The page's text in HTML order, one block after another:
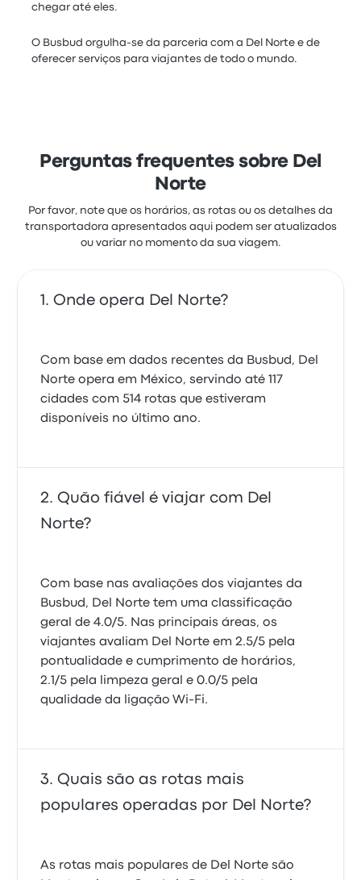
chegar até eles.
O Busbud orgulha-se da parceria com a Del Norte e de
oferecer serviços para viajantes de todo o mundo.
Perguntas frequentes sobre Del
Norte
Por favor, note que os horários, as rotas ou os detalhes da
transportadora apresentados aqui podem ser atualizados
ou variar no momento da sua viagem.
Onde opera Del Norte?
Com base em dados recentes da Busbud, Del
Norte opera em México, servindo até 117
cidades com 514 rotas que estiveram
disponíveis no último ano.
Quão fiável é viajar com Del
Norte?
Com base nas avaliações dos viajantes da
Busbud, Del Norte tem uma classificação
geral de 4.0/5. Nas principais áreas, os
viajantes avaliam Del Norte em 2.5/5 pela
pontualidade e cumprimento de horários,
2.1/5 pela limpeza geral e 0.0/5 pela
qualidade da ligação Wi-Fi.
Quais são as rotas mais
populares operadas por Del Norte?
As rotas mais populares de Del Norte são